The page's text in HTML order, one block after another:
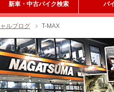
新車・中古バイク検索 バ
ルブログ T-MAX